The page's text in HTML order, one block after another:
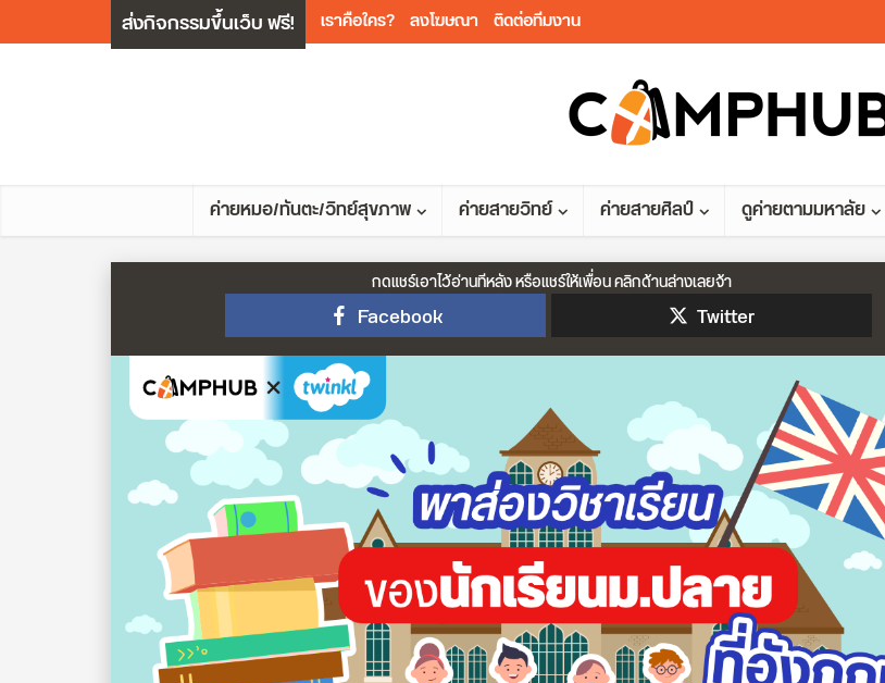
ส่งกิจกรรมขึ้นเว็บ ฟรี! เราคือใคร? ลงโฆษณา ติดต่อทีมงาน
ค่ายหมอ/ทันตะ/วิทย์สุขภาพ ค่ายสายวิทย์ ค่ายสายศิลป์ ดูค่ายตามมหาลัย
กดแชร์เอาไว้อ่านทีหลัง หรือแชร์ให้เพื่อน คลิกด้านล่างเลยจ้า
Facebook Twitter